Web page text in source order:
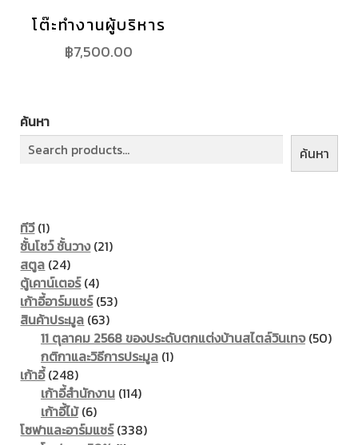
โต๊ะทำงานผู้บริหาร
฿7,500.00
ค้นหา
ค้นหา
ทีวี 11
product
ชั้นโชว์ ชั้นวาง 2121
สตูล 2424
products
ตู้เคาน์เตอร์ 44
products
เก้าอี้อาร์มแชร์ 5353
สินค้าประมูล 6363
products
11 ตุลาคม 2568 ของประดับตกแต่งบ้านสไตล์วินเทจ 5050
กติกาและวิธีการประมูล 11
เก้าอี้ 248248
products
เก้าอี้สำนักงาน 114114
เก้าอี้ไม้ 66
products
โซฟาและอาร์มแชร์ 338338